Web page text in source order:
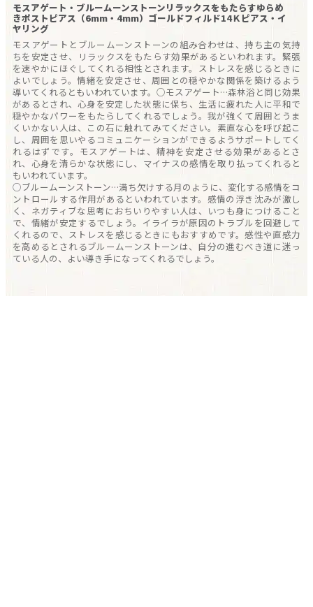
モスアゲート・ブルームーンストーンリラックスをもたらすゆらめ
きポストピアス（6mm・4mm）ゴールドフィルド14Ｋピアス・イ
ヤリング
モスアゲートとブルームーンストーンの組み合わせは、持ち主の気持
ちを安定させ、リラックスをもたらす効果があるといわれます。緊張
を速やかにほぐしてくれる相性とされます。ストレスを感じるときに
よいでしょう。情緒を安定させ、周囲との穏やかな関係を築けるよう
導いてくれるともいわれています。○モスアゲート…森林浴と同じ効果
があるとされ、心身を安定した状態に保ち、生活に疲れた人に平和で
穏やかなパワーをもたらしてくれるでしょう。我が強くて周囲とうま
くいかない人は、この石に触れてみてください。素直な心を呼び起こ
し、周囲を思いやるコミュニケーションができるようサポートしてく
れるはずです。モスアゲートは、精神を安定させる効果があるとさ
れ、心身を清らかな状態にし、マイナスの感情を取り払ってくれると
もいわれています。
○ブルームーンストーン…満ち欠けする月のように、変化する感情をコ
ントロールする作用があるといわれています。感情の浮き沈みが激し
く、ネガティブな思考におちいりやすい人は、いつも身につけること
で、情緒が安定するでしょう。イライラが原因のトラブルを回避して
くれるので、ストレスを感じるときにもおすすめです。感性や直感力
を高めるとされるブルームーンストーンは、自分の進むべき道に迷っ
ている人の、よい導き手になってくれるでしょう。